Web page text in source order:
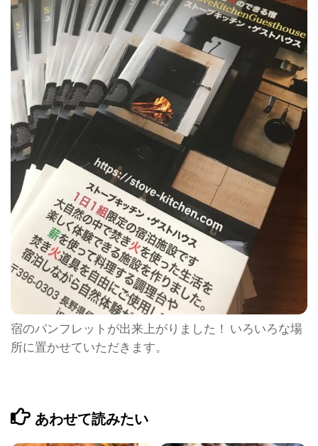
宿のパンフレットが出来上がりました！ いろいろな場
所に置かせていただきます。
あわせて読みたい